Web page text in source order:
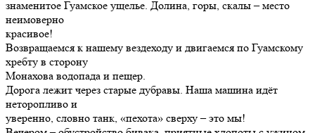
знаменитое Гуамское ущелье. Долина, горы, скалы – место
неимоверно
красивое!
Возвращаемся к нашему вездеходу и двигаемся по Гуамскому
хребту в сторону
Монахова водопада и пещер.
Дорога лежит через старые дубравы. Наша машина идёт
неторопливо и
уверенно, словно танк, «пехота» сверху – это мы!